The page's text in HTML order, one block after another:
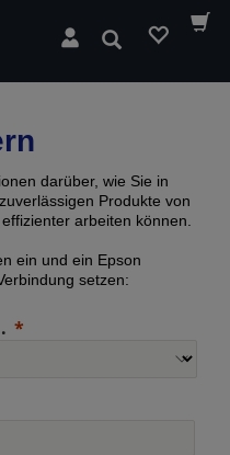
Suchen
darüber, wie Sie in
Produkte von
arbeiten können.
ein und ein Epson
setzen: